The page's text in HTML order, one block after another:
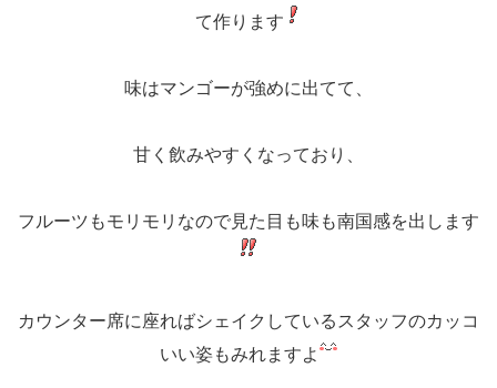
て作ります
味はマンゴーが強めに出てて、
甘く飲みやすくなっており、
フルーツもモリモリなので見た目も味も南国感を出します
カウンター席に座ればシェイクしているスタッフのカッコ
いい姿もみれますよ